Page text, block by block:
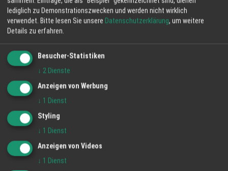
Unschlagbare Vorteile des Black Friday
Angebots der Waschstraße Günther Energie
und Service
1 Jan 2024
Black Friday
lediglich zu Demonstrationszwecken und werden nicht wirklich
verwendet. Bitte lesen Sie unsere Datenschutzerklärung, um weitere
Details zu erfahren.
Besucher-Statistiken
↓ 2 Dienste
Anzeigen von Werbung
↓ 1 Dienst
Styling
↓ 1 Dienst
Anzeigen von Videos
↓ 1 Dienst